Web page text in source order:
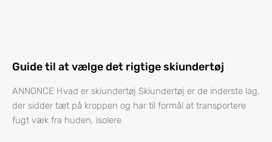
Guide til at vælge det rigtige skiundertøj
ANNONCE Hvad er skiundertøj Skiundertøj er de inderste lag,
der sidder tæt på kroppen og har til formål at transportere
fugt væk fra huden, isolere